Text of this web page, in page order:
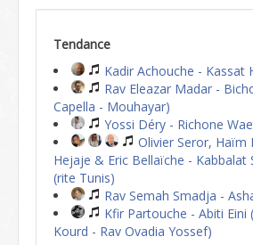
Tendance
Kadir Achouche - Kassat
Rav Eleazar Madar -
Capella - Mouhayar)
Yossi Déry - Richone
Olivier Seror, Haïm
Hejaje & Eric Bellaïche - Kabbalat
(rite Tunis)
Rav Semah Smadja -
Kfir Partouche - Abiti Eini
Kourd - Rav Ovadia Yossef)